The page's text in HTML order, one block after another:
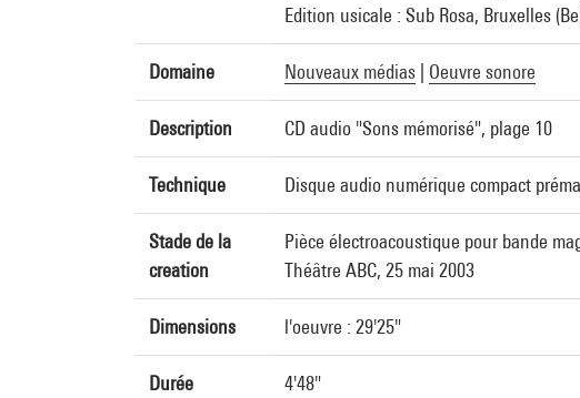
Edition usicale : Sub Rosa, Bruxelles
Domaine Nouveaux médias Oeuvre sonore
Description CD audio "Sons mémorisé", plage 10
Technique Disque audio numérique compact
Stade de la
creation
Pièce électroacoustique pour bande
Théâtre ABC, 25 mai 2003
Dimensions l'oeuvre : 29'25"
Durée 4'48"